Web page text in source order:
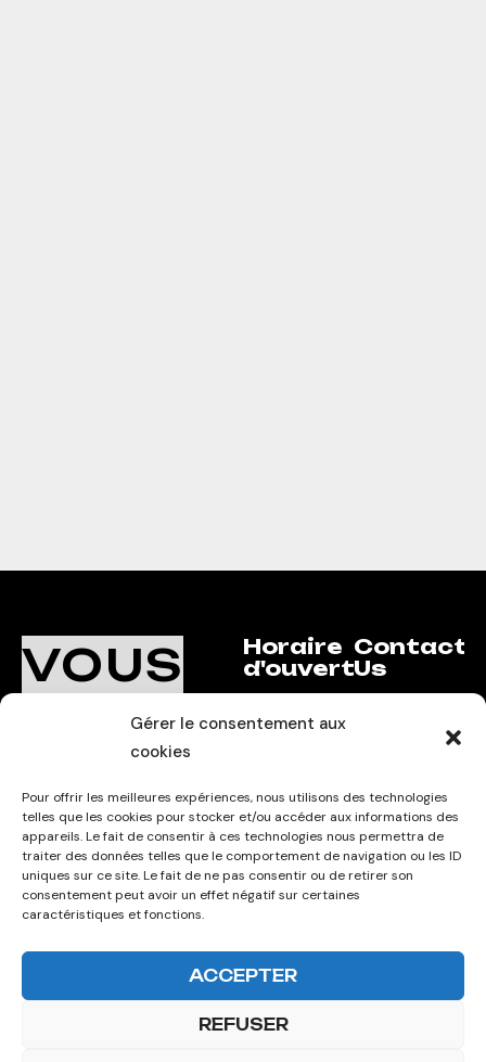
Gérer le consentement aux
cookies
Pour offrir les meilleures expériences, nous utilisons des technologies
telles que les cookies pour stocker et/ou accéder aux informations des
appareils. Le fait de consentir à ces technologies nous permettra de
traiter des données telles que le comportement de navigation ou les ID
uniques sur ce site. Le fait de ne pas consentir ou de retirer son
consentement peut avoir un effet négatif sur certaines
caractéristiques et fonctions.
ACCEPTER
REFUSER
VOUS
AVEZ
UN
PROJET
Horaire
d'ouverture
Lundi au
Sat: 9:30 am
- 4:30 pm
Suni: 9:30
am - 12:30
Contact
Us
fb.
insta
Lkd
Copyright 2026 – Tous droits réservés